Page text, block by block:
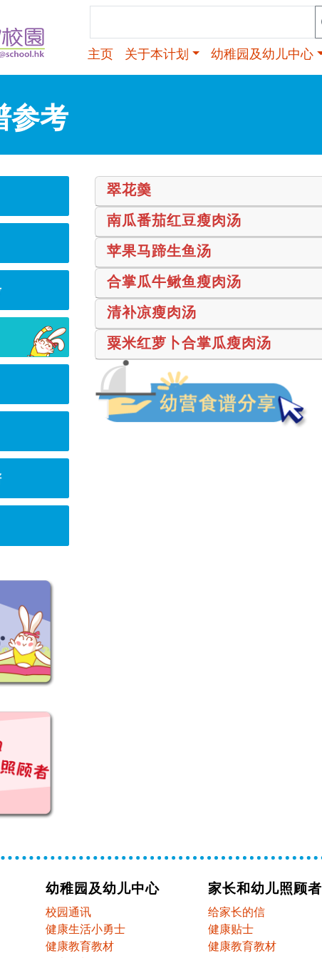
主页 关于本计划 幼稚园及幼儿中心
参考
翠花羮
南瓜番茄红豆瘦肉汤
苹果马蹄生鱼汤
合掌瓜牛鳅鱼瘦肉汤
清补凉瘦肉汤
粟米红萝卜合掌瓜瘦肉汤
幼稚园及幼儿中心
校园通讯
健康生活小勇士
健康教育教材
家长和幼儿照顾者
给家长的信
健康贴士
健康教育教材